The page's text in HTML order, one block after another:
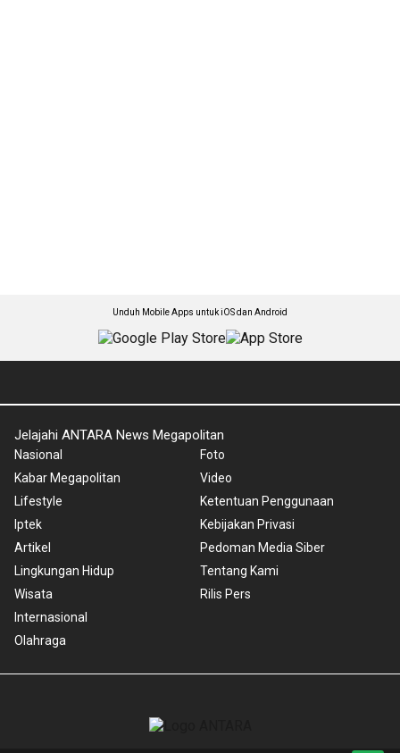
Unduh Mobile Apps untuk iOS dan Android
Jelajahi ANTARA News Megapolitan
Nasional
Kabar Megapolitan
Lifestyle
Iptek
Artikel
Lingkungan Hidup
Wisata
Internasional
Olahraga
Foto
Video
Ketentuan Penggunaan
Kebijakan Privasi
Pedoman Media Siber
Tentang Kami
Rilis Pers